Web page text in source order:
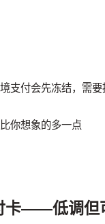
支付会先冻结，需
你想象的多一点
卡——低调但